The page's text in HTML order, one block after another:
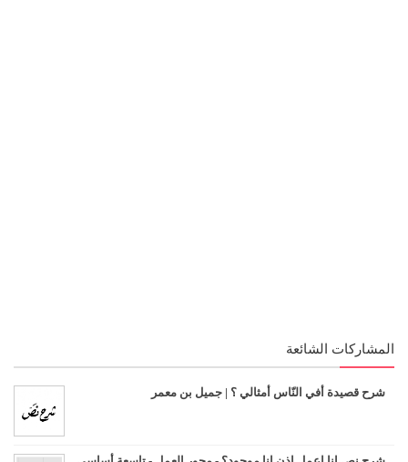
المشاركات الشائعة
شرح قصيدة أفي النّاس أمثالي ؟ | جميل بن معمر